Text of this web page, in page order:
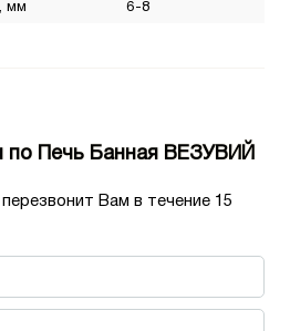
мм 6-8
по Печь Банная ВЕЗУВИЙ
Вам в течение 15